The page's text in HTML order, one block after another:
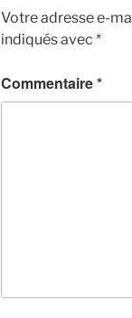
Votre adresse e-
indiqués avec *
Commentaire*